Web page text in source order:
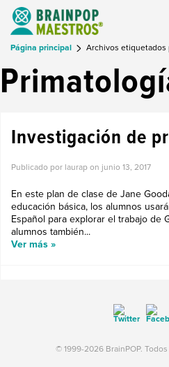
Página principal Archivos etiquetados
Investigación de
Publicado por laurap on junio 13, 2017
En este plan de clase de Jane
educación básica, los alumnos
Español para explorar el trabajo de
alumnos también...
Ver más »
© 1999-2026 BrainPOP.